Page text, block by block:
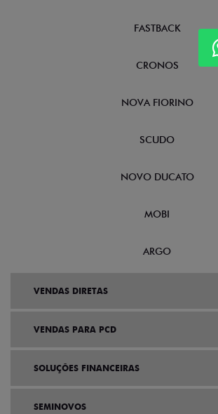
FASTBACK
CRONOS
NOVA FIORINO
SCUDO
NOVO DUCATO
MOBI
ARGO
VENDAS DIRETAS
VENDAS PARA PCD
SOLUÇÕES FINANCEIRAS
SEMINOVOS